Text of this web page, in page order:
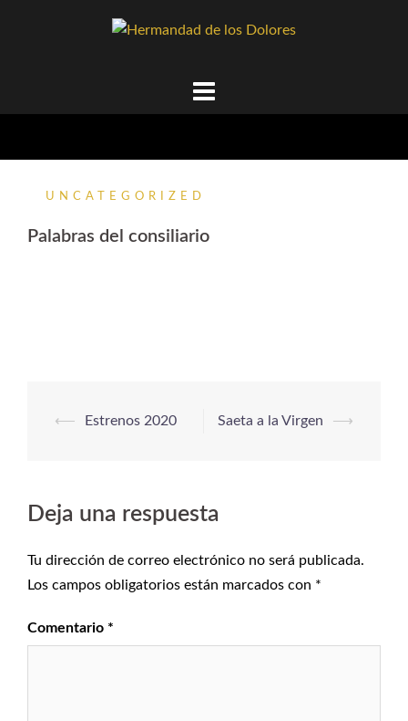
Hermandad de los Dolores
Alcolea, Córdoba
UNCATEGORIZED
Palabras del consiliario
⟵ Estrenos 2020 Saeta a la Virgen ⟶
Deja una respuesta
Tu dirección de correo electrónico no será publicada.
Los campos obligatorios están marcados con *
Comentario *